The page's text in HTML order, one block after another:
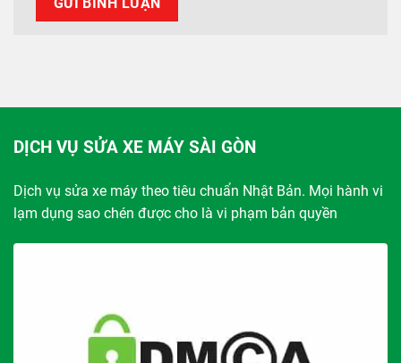
DỊCH VỤ SỬA XE MÁY SÀI GÒN
Dịch vụ sửa xe máy theo tiêu chuẩn Nhật Bản. Mọi hành vi
lạm dụng sao chén được cho là vi phạm bản quyền